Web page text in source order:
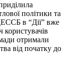
політики та
в “Дії” вже
користувачів
отримали
від початку до